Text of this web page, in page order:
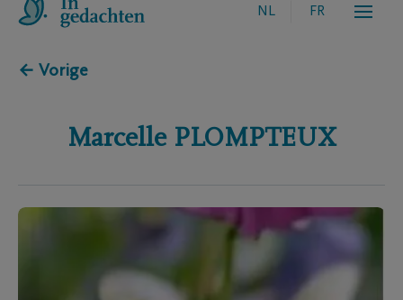
NL FR
← Vorige
Marcelle PLOMPTEUX